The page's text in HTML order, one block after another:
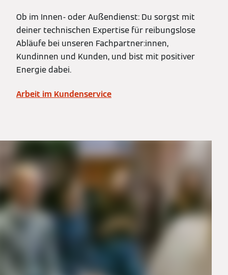
Ob im Innen- oder Außendienst: Du sorgst mit
deiner technischen Expertise für reibungslose
Abläufe bei unseren Fachpartner:innen,
Kundinnen und Kunden, und bist mit positiver
Energie dabei.
Arbeit im Kundenservice